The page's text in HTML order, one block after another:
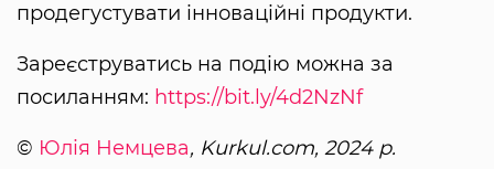
продегустувати інноваційні продукти.
Зареєструватись на подію можна за
посиланням: https://bit.ly/4d2NzNf
© Юлія Немцева, Kurkul.com, 2024 р.